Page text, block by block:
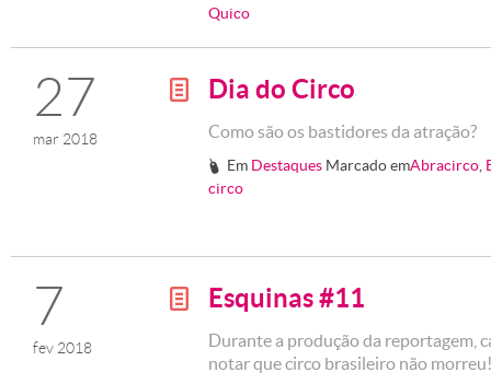
Quico
27
mar 2018
g Dia do Circo
Como são os bastidores da atração?
# Em Destaques Marcado emAbracirco
circo
7
fev 2018
g Esquinas #11
Durante a produção da reportagem,
notar que circo brasileiro não